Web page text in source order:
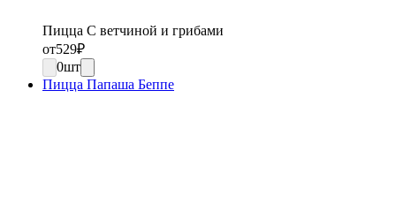
Пицца С ветчиной и грибами
от529₽
0шт
Пицца Папаша Беппе